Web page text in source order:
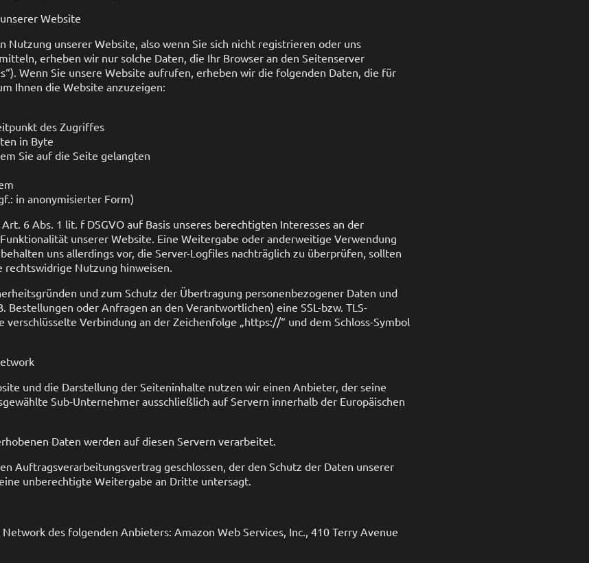
Website
Nutzung unserer Website, also wenn Sie sich nicht registrieren oder uns
erheben wir nur solche Daten, die Ihr Browser an den Seitenserver
Wenn Sie unsere Website aufrufen, erheben wir die folgenden Daten, die für
Ihnen die Website anzuzeigen:
des Zugriffes
in Byte
Sie auf die Seite gelangten
in anonymisierter Form)
6 Abs. 1 lit. f DSGVO auf Basis unseres berechtigten Interesses an der
unserer Website. Eine Weitergabe oder anderweitige Verwendung
uns allerdings vor, die Server-Logfiles nachträglich zu überprüfen, sollten
Nutzung hinweisen.
und zum Schutz der Übertragung personenbezogener Daten und
Bestellungen oder Anfragen an den Verantwortlichen) eine SSL-bzw. TLS-
verschlüsselte Verbindung an der Zeichenfolge „https://“ und dem Schloss-Symbol
und die Darstellung der Seiteninhalte nutzen wir einen Anbieter, der seine
Sub-Unternehmer ausschließlich auf Servern innerhalb der Europäischen
Daten werden auf diesen Servern verarbeitet.
Auftragsverarbeitungsvertrag geschlossen, der den Schutz der Daten unserer
unberechtigte Weitergabe an Dritte untersagt.
des folgenden Anbieters: Amazon Web Services, Inc., 410 Terry Avenue